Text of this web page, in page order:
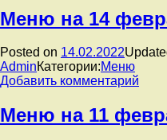
на
г.
Меню на 14
Posted on 14.02.2022
AdminКатегории:Меню
Добавить комментарий
на
Меню на 11